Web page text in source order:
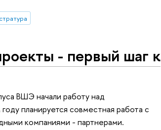
- первый шаг к
ВШЭ начали работу над
планируется совместная работа с
компаниями - партнерами.